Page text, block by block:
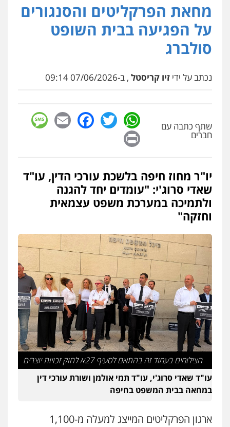
מחאת הפרקליטים והסנגורים
על הפגיעה בבית השופט
סולברג
נכתב על ידי זיו קריסטל , ב-07/06/2026 09:14
שתף כתבה עם
חברים
WhatsApp
Twitter
Facebook
Email
יו"ר מחוז חיפה בלשכת עורכי הדין, עו"ד
שאדי סרוג'י: "עומדים יחד להגנה
ולתמיכה במערכת משפט עצמאית
וחזקה"
הצילומים בעמוד זה בהתאם לסעיף 27א לחוק זכויות יוצרים
עו"ד שאדי סרוג'י, עו"ד תמי אולמן ושורת עורכי דין
במחאה בבית המשפט בחיפה
ארגון הפרקליטים המייצג למעלה מ-1,100